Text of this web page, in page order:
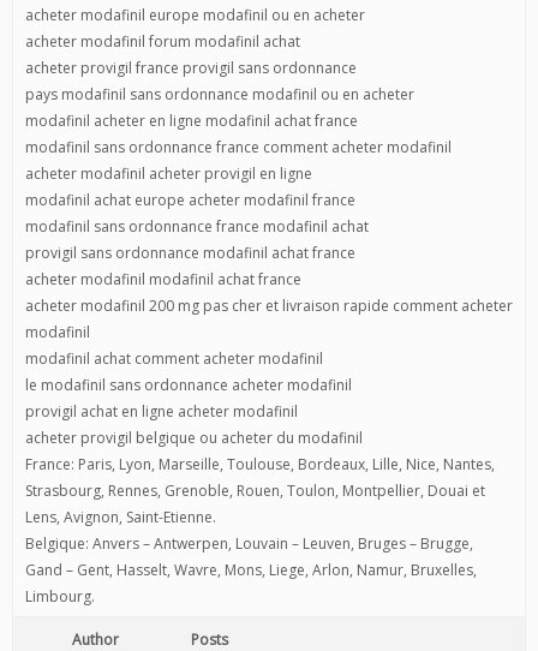
acheter modafinil europe modafinil ou en acheter
acheter modafinil forum modafinil achat
acheter provigil france provigil sans ordonnance
pays modafinil sans ordonnance modafinil ou en acheter
modafinil acheter en ligne modafinil achat france
modafinil sans ordonnance france comment acheter modafinil
acheter modafinil acheter provigil en ligne
modafinil achat europe acheter modafinil france
modafinil sans ordonnance france modafinil achat
provigil sans ordonnance modafinil achat france
acheter modafinil modafinil achat france
acheter modafinil 200 mg pas cher et livraison rapide comment acheter
modafinil
modafinil achat comment acheter modafinil
le modafinil sans ordonnance acheter modafinil
provigil achat en ligne acheter modafinil
acheter provigil belgique ou acheter du modafinil
France: Paris, Lyon, Marseille, Toulouse, Bordeaux, Lille, Nice, Nantes,
Strasbourg, Rennes, Grenoble, Rouen, Toulon, Montpellier, Douai et
Lens, Avignon, Saint-Etienne.
Belgique: Anvers – Antwerpen, Louvain – Leuven, Bruges – Brugge,
Gand – Gent, Hasselt, Wavre, Mons, Liege, Arlon, Namur, Bruxelles,
Limbourg.
Author Posts